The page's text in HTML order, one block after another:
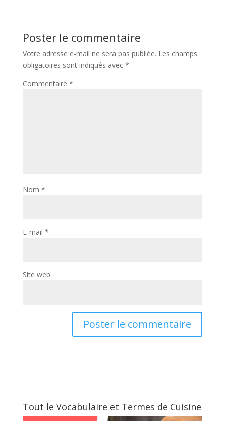
Poster le commentaire
Votre adresse e-mail ne sera pas publiée. Les champs
obligatoires sont indiqués avec *
Commentaire *
Nom *
E-mail *
Site web
Tout le Vocabulaire et Termes de Cuisine